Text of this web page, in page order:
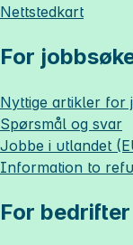
Nettstedkart
For
Nyttige artikler for
Spørsmål og svar
Jobbe i utlandet
Information to
For bedrifter